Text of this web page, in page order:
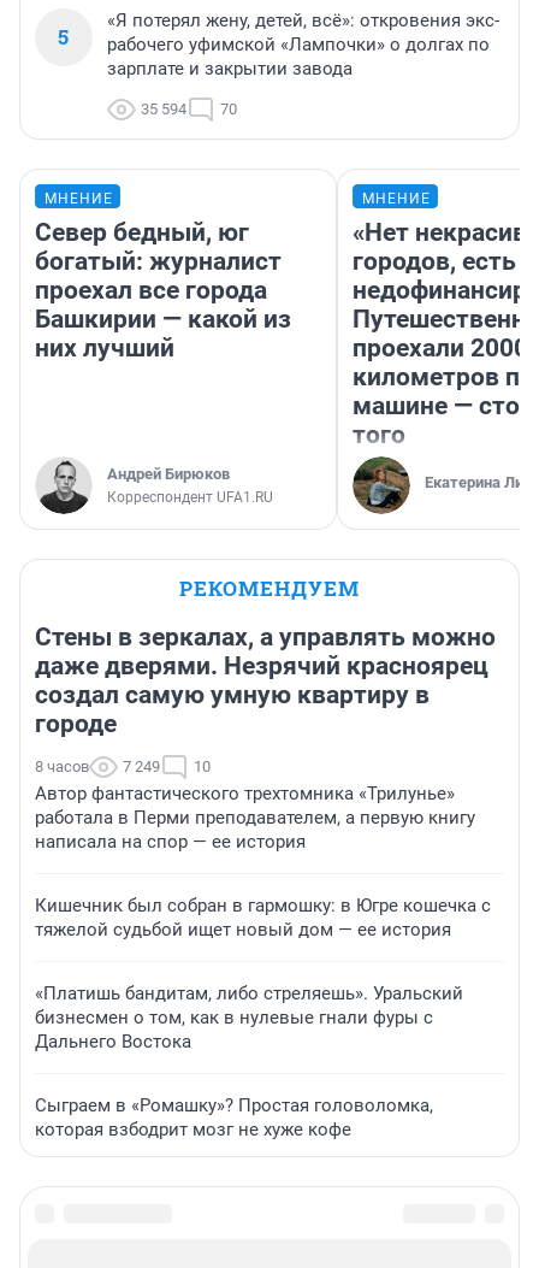
5
«Я потерял жену, детей, всё»: откровения экс-
рабочего уфимской «Лампочки» о долгах по
зарплате и закрытии завода
35 594 70
МНЕНИЕ
Север бедный, юг
богатый: журналист
проехал все города
Башкирии — какой из
них лучший
Андрей Бирюков
Корреспондент UFA1.RU
МНЕНИЕ
«Нет
городов, есть
проехали 2000
километров по
машине —
того
Екатерина
РЕКОМЕНДУЕМ
Стены в зеркалах, а управлять можно
даже дверями. Незрячий красноярец
создал самую умную квартиру в
городе
8 часов 7 249 10
Автор фантастического трехтомника «Трилунье»
работала в Перми преподавателем, а первую книгу
написала на спор — ее история
Кишечник был собран в гармошку: в Югре кошечка с
тяжелой судьбой ищет новый дом — ее история
«Платишь бандитам, либо стреляешь». Уральский
бизнесмен о том, как в нулевые гнали фуры с
Дальнего Востока
Сыграем в «Ромашку»? Простая головоломка,
которая взбодрит мозг не хуже кофе